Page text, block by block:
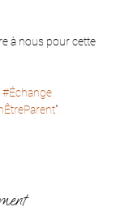
à nous pour cette
#Échange
"